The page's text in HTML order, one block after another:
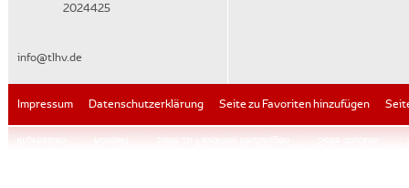
2024425
info@tlhv.de
Impressum Datenschutzerklärung Seite zu Favoriten hinzufügen